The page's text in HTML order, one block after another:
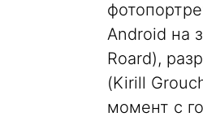
Android на
Roard),
(Kirill
момент с